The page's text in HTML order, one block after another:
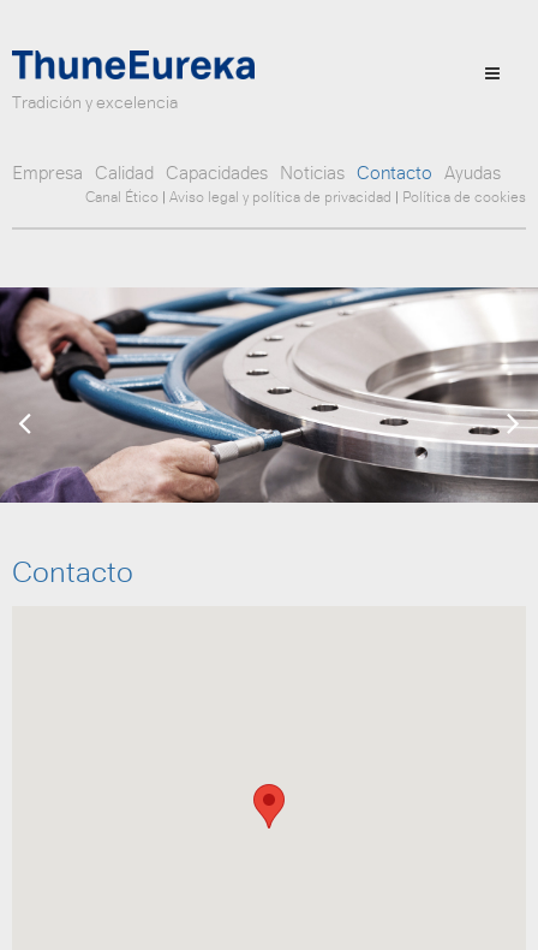
Tradición y excelencia
Empresa Calidad Capacidades Noticias Contacto Ayudas
Canal Ético Aviso legal y política de privacidad Política de cookies
Contacto